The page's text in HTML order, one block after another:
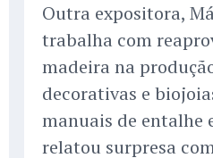
Outra expositora,
trabalha com
madeira na
decorativas e
manuais de entalhe
relatou surpresa